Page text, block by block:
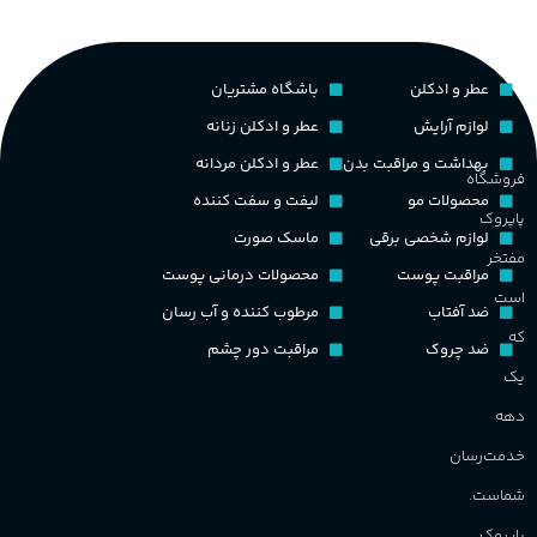
لیتر)
پخش بو
کشور مبدا برند
طبع
گروه بویایی
ماندگاری
چوبی میوه‌ای مرکباتی
PA_بخش-بو
نت‌های چوبی
فروشگاه
پاپروک
مفتخر
است
که
یک
دهه
خدمت‌رسان
شماست.
عطر و ادکلن
لوازم آرایش
بهداشت و مراقبت بدن
محصولات مو
لوازم شخصی برقی
مراقبت پوست
ضد آفتاب
ضد چروک
باشگاه مشتریان
عطر و ادکلن زنانه
عطر و ادکلن مردانه
لیفت و سفت کننده
ماسک صورت
محصولات درمانی پوست
مرطوب کننده و آب رسان
مراقبت دور چشم